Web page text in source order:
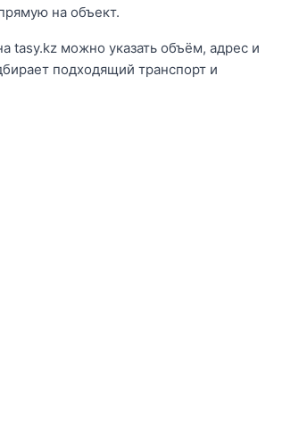
на объект.
tasy.kz можно указать объём, адрес и
подходящий транспорт и